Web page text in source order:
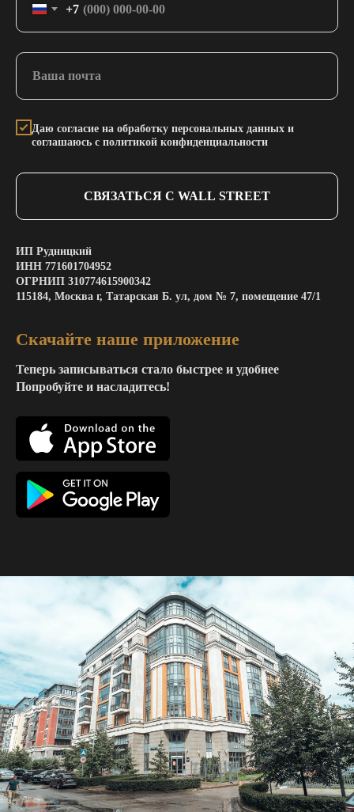
+7
Даю согласие на обработку персональных данных и
соглашаюсь с политикой конфиденциальности
СВЯЗАТЬСЯ С WALL STREET
ИП Рудницкий
ИНН 771601704952
ОГРНИП 310774615900342
115184, Москва г, Татарская Б. ул, дом № 7, помещение 47/1
Скачайте наше приложение
Теперь записываться стало быстрее и удобнее
Попробуйте и насладитесь!